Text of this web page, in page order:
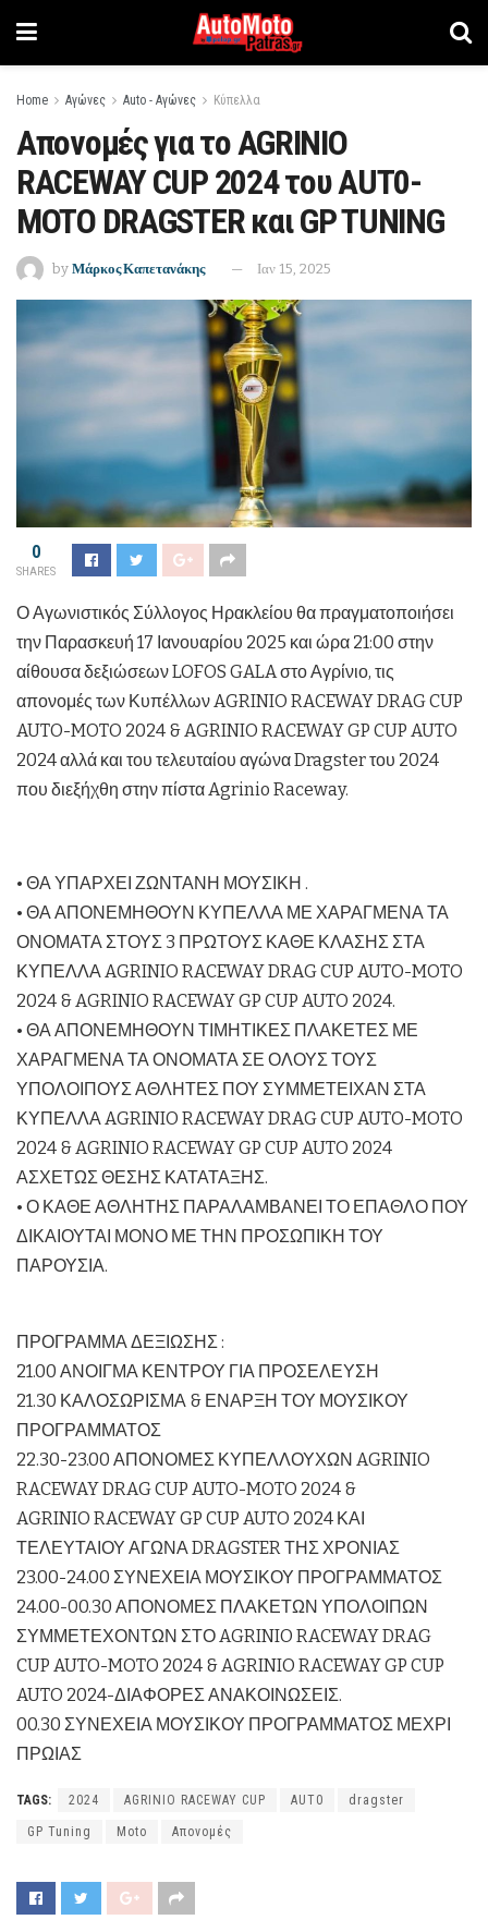
Home Αγώνες Auto - Αγώνες Κύπελλα
Απονομές για το AGRINIO
RACEWAY CUP 2024 του AUT0-
MOTO DRAGSTER και GP TUNING
by Μάρκος Καπετανάκης Ιαν 15, 2025
0
SHARES
Ο Αγωνιστικός Σύλλογος Ηρακλείου θα πραγματοποιήσει
την Παρασκευή 17 Ιανουαρίου 2025 και ώρα 21:00 στην
αίθουσα δεξιώσεων LOFOS GALA στο Αγρίνιο, τις
απονομές των Κυπέλλων AGRINIO RACEWAY DRAG CUP
AUTO-MOTO 2024 & AGRINIO RACEWAY GP CUP AUTO
2024 αλλά και του τελευταίου αγώνα Dragster του 2024
που διεξήχθη στην πίστα Agrinio Raceway.
• ΘΑ ΥΠΑΡΧΕΙ ΖΩΝΤΑΝΗ ΜΟΥΣΙΚΗ .
• ΘΑ ΑΠΟΝΕΜΗΘΟΥΝ ΚΥΠΕΛΛΑ ΜΕ ΧΑΡΑΓΜΕΝΑ ΤΑ
ΟΝΟΜΑΤΑ ΣΤΟΥΣ 3 ΠΡΩΤΟΥΣ ΚΑΘΕ ΚΛΑΣΗΣ ΣΤΑ
ΚΥΠΕΛΛΑ AGRINIO RACEWAY DRAG CUP AUTO-MOTO
2024 & AGRINIO RACEWAY GP CUP AUTO 2024.
• ΘΑ ΑΠΟΝΕΜΗΘΟΥΝ ΤΙΜΗΤΙΚΕΣ ΠΛΑΚΕΤΕΣ ΜΕ
ΧΑΡΑΓΜΕΝΑ ΤΑ ΟΝΟΜΑΤΑ ΣΕ ΟΛΟΥΣ ΤΟΥΣ
ΥΠΟΛΟΙΠΟΥΣ ΑΘΛΗΤΕΣ ΠΟΥ ΣΥΜΜΕΤΕΙΧΑΝ ΣΤΑ
ΚΥΠΕΛΛΑ AGRINIO RACEWAY DRAG CUP AUTO-MOTO
2024 & AGRINIO RACEWAY GP CUP AUTO 2024
ΑΣΧΕΤΩΣ ΘΕΣΗΣ ΚΑΤΑΤΑΞΗΣ.
• Ο ΚΑΘΕ ΑΘΛΗΤΗΣ ΠΑΡΑΛΑΜΒΑΝΕΙ ΤΟ ΕΠΑΘΛΟ ΠΟΥ
ΔΙΚΑΙΟΥΤΑΙ ΜΟΝΟ ΜΕ ΤΗΝ ΠΡΟΣΩΠΙΚΗ ΤΟΥ
ΠΑΡΟΥΣΙΑ.
ΠΡΟΓΡΑΜΜΑ ΔΕΞΙΩΣΗΣ :
21.00 ΑΝΟΙΓΜΑ ΚΕΝΤΡΟΥ ΓΙΑ ΠΡΟΣΕΛΕΥΣΗ
21.30 ΚΑΛΟΣΩΡΙΣΜΑ & ΕΝΑΡΞΗ ΤΟΥ ΜΟΥΣΙΚΟΥ
ΠΡΟΓΡΑΜΜΑΤΟΣ
22.30-23.00 ΑΠΟΝΟΜΕΣ ΚΥΠΕΛΛΟΥΧΩΝ AGRINIO
RACEWAY DRAG CUP AUTO-MOTO 2024 &
AGRINIO RACEWAY GP CUP AUTO 2024 ΚΑΙ
ΤΕΛΕΥΤΑΙΟΥ ΑΓΩΝΑ DRAGSTER ΤΗΣ ΧΡΟΝΙΑΣ
23.00-24.00 ΣΥΝΕΧΕΙΑ ΜΟΥΣΙΚΟΥ ΠΡΟΓΡΑΜΜΑΤΟΣ
24.00-00.30 ΑΠΟΝΟΜΕΣ ΠΛΑΚΕΤΩΝ ΥΠΟΛΟΙΠΩΝ
ΣΥΜΜΕΤΕΧΟΝΤΩΝ ΣΤΟ AGRINIO RACEWAY DRAG
CUP AUTO-MOTO 2024 & AGRINIO RACEWAY GP CUP
AUTO 2024-ΔΙΑΦΟΡΕΣ ΑΝΑΚΟΙΝΩΣΕΙΣ.
00.30 ΣΥΝΕΧΕΙΑ ΜΟΥΣΙΚΟΥ ΠΡΟΓΡΑΜΜΑΤΟΣ ΜΕΧΡΙ
ΠΡΩΙΑΣ
TAGS: 2024 AGRINIO RACEWAY CUP AUT0 dragster
GP Tuning Moto Απονομές